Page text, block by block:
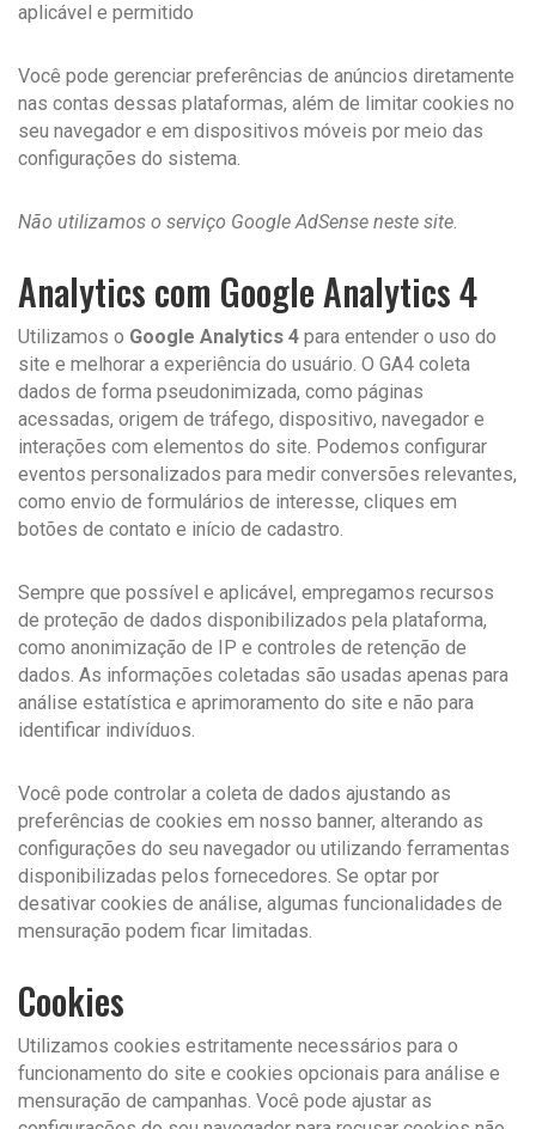
aplicável e permitido
Você pode gerenciar preferências de anúncios diretamente
nas contas dessas plataformas, além de limitar cookies no
seu navegador e em dispositivos móveis por meio das
configurações do sistema.
Não utilizamos o serviço Google AdSense neste site.
Analytics com Google Analytics 4
Utilizamos o Google Analytics 4 para entender o uso do
site e melhorar a experiência do usuário. O GA4 coleta
dados de forma pseudonimizada, como páginas
acessadas, origem de tráfego, dispositivo, navegador e
interações com elementos do site. Podemos configurar
eventos personalizados para medir conversões relevantes,
como envio de formulários de interesse, cliques em
botões de contato e início de cadastro.
Sempre que possível e aplicável, empregamos recursos
de proteção de dados disponibilizados pela plataforma,
como anonimização de IP e controles de retenção de
dados. As informações coletadas são usadas apenas para
análise estatística e aprimoramento do site e não para
identificar indivíduos.
Você pode controlar a coleta de dados ajustando as
preferências de cookies em nosso banner, alterando as
configurações do seu navegador ou utilizando ferramentas
disponibilizadas pelos fornecedores. Se optar por
desativar cookies de análise, algumas funcionalidades de
mensuração podem ficar limitadas.
Cookies
Utilizamos cookies estritamente necessários para o
funcionamento do site e cookies opcionais para análise e
mensuração de campanhas. Você pode ajustar as